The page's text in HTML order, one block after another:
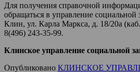
Для получения справочной
обращаться в управление социальной
Клин, ул. Карла Маркса, д. 18/20а
8(496) 243-35-99.
Клинское управление социальной
Опубликовано КЛИНСКОЕ